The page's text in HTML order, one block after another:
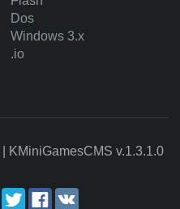
Dos
Windows 3.x
.io
| KMiniGamesCMS v.1.3.1.0